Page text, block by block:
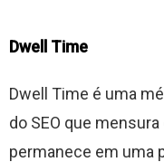
Dwell Time
Dwell Time é uma
do SEO que
permanece em uma